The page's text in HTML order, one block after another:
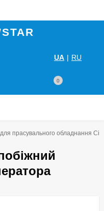
UA | RU
0
прасувального обладнання